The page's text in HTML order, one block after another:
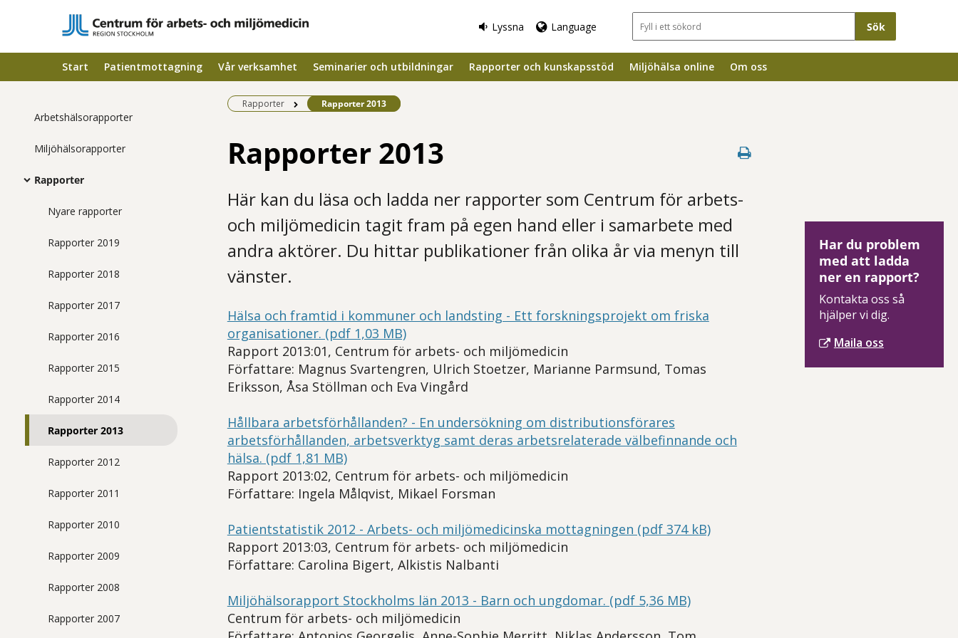
Lyssna Language Sökfält
Start Patientmottagning Vår verksamhet Seminarier och utbildningar Rapporter och kunskapsstöd Miljöhälsa online Om oss
Arbetshälsorapporter
Miljöhälsorapporter
Rapporter
Nyare rapporter
Rapporter 2019
Rapporter 2018
Rapporter 2017
Rapporter 2016
Rapporter 2015
Rapporter 2014
Rapporter 2013
Rapporter 2012
Rapporter 2011
Rapporter 2010
Rapporter 2009
Rapporter 2008
Rapporter 2007
Rapporter Befintlig sida:
Rapporter 2013
Rapporter 2013
Här kan du läsa och ladda ner rapporter som Centrum för arbets-
och miljömedicin tagit fram på egen hand eller i samarbete med
andra aktörer. Du hittar publikationer från olika år via menyn till
vänster.
Hälsa och framtid i kommuner och landsting - Ett forskningsprojekt om friska
organisationer. (pdf 1,03 MB)
Rapport 2013:01, Centrum för arbets- och miljömedicin
Författare: Magnus Svartengren, Ulrich Stoetzer, Marianne Parmsund, Tomas
Eriksson, Åsa Stöllman och Eva Vingård
Hållbara arbetsförhållanden? - En undersökning om distributionsförares
arbetsförhållanden, arbetsverktyg samt deras arbetsrelaterade välbefinnande och
hälsa. (pdf 1,81 MB)
Rapport 2013:02, Centrum för arbets- och miljömedicin
Författare: Ingela Målqvist, Mikael Forsman
Patientstatistik 2012 - Arbets- och miljömedicinska mottagningen (pdf 374 kB)
Rapport 2013:03, Centrum för arbets- och miljömedicin
Författare: Carolina Bigert, Alkistis Nalbanti
Miljöhälsorapport Stockholms län 2013 - Barn och ungdomar. (pdf 5,36 MB)
Centrum för arbets- och miljömedicin
Har du problem
med att ladda
ner en rapport?
Kontakta oss så
hjälper vi dig.
Maila oss